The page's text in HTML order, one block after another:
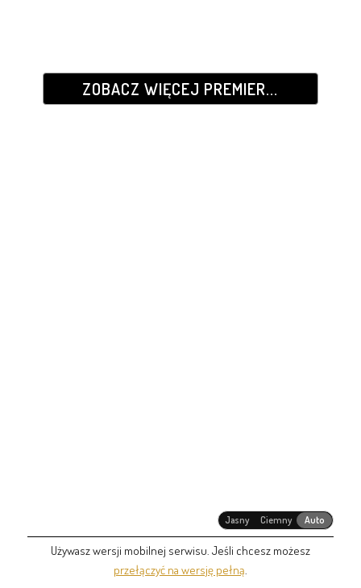
ZOBACZ WIĘCEJ PREMIER...
Jasny Ciemny Auto
Używasz wersji mobilnej serwisu. Jeśli chcesz możesz
przełączyć na wersję pełną